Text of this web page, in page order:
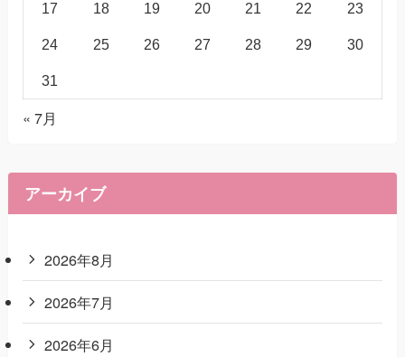
17 18 19 20 21 22 23
24 25 26 27 28 29 30
31
« 7月
アーカイブ
2026年8月
2026年7月
2026年6月